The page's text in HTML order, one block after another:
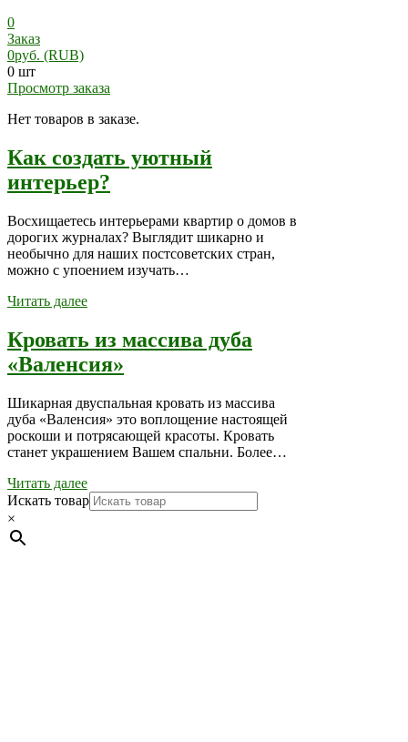
0
Заказ
0руб. (RUB)
0 шт
Просмотр заказа
Нет товаров в заказе.
Как создать уютный
интерьер?
Восхищаетесь интерьерами квартир о домов в
дорогих журналах? Выглядит шикарно и
необычно для наших постсоветских стран,
можно с упоением изучать…
Читать далее
Кровать из массива дуба
«Валенсия»
Шикарная двуспальная кровать из массива
дуба «Валенсия» это воплощение настоящей
роскоши и потрясающей красоты. Кровать
станет украшением Вашем спальни. Более…
Читать далее
Искать товар
×